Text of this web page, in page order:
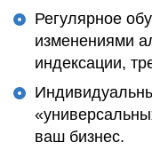
Регулярное
изменениями
индексации,
ваш бизнес.